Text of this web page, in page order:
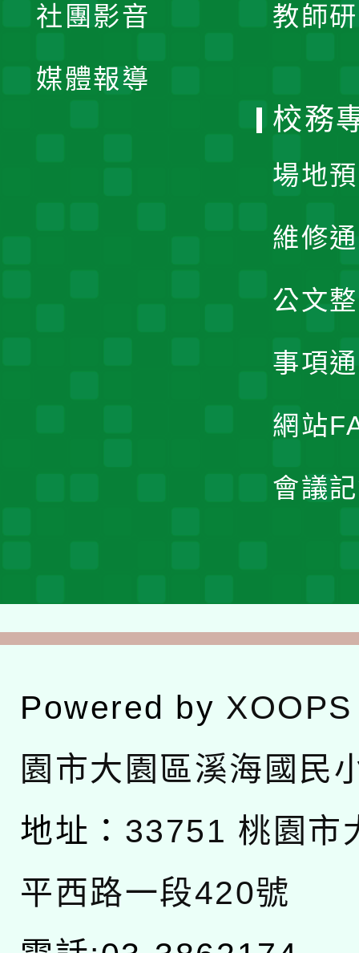
教師
社團影音
媒體報導
校務
場地
維修
公文
事項
網站
會議
Powered by XOOPS
園市大園區溪海國民
地址： 33751 桃園市
平西路一段420號